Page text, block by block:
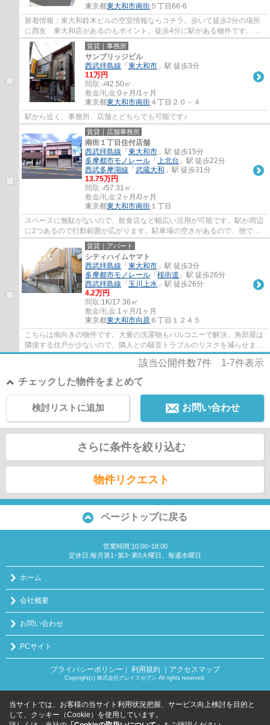
東京都東大和市南街 ５丁目66-6
新着情報：東大和鈴木ビルの空室情報ならコチラ。歩いて徒歩2分の場所
に西友 東大和店があるのもポイント。徒歩4分に駅がある物件です。と
てもゆとりのある環境が魅力の月25.3万円の...
賃貸｜事務所
サンブリッジビル
西武拝島線 「 東大和市 」駅 徒歩3分
11万円
間取:-/42.50㎡
敷金/礼金:0ヶ月/1ヶ月
東京都東大和市南街 ４丁目２０－４
駅から近く、事務所、店舗とどちらでも可能です♪
賃貸｜店舗事務所
南街１丁目住付店舗
西武拝島線 「 東大和市 」駅 徒歩15分
多摩都市モノレール 「 上北台 」駅 徒歩22分
西武多摩湖線 「 武蔵大和 」駅 徒歩31分
13.75万円
間取:-/57.31㎡
敷金/礼金:2ヶ月/0ヶ月
東京都東大和市南街 １丁目
スペースに無駄がないので、飲食店など幅広い活用が可能です。駅が周辺
に2つあるので行動範囲が広がります。駐車場の空きがあるので、他で駐
車場を契約する必要がありません。リフォー...
賃貸｜アパート
シティハイムヤマト
西武拝島線 「 東大和市 」駅 徒歩3分
多摩都市モノレール 「 桜街道 」駅 徒歩26分
西武拝島線 「 玉川上水 」駅 徒歩26分
4.2万円
間取:1K/17.36㎡
敷金/礼金:1ヶ月/1ヶ月
東京都東大和市向原 ６丁目１２４５
こちらは南向きの物件です。大量の洗濯物もバルコニーで解決。角部屋は
隣接する住戸が少ないので、隣人との騒音トラブルのリスクを減らせま
す。場所が平坦なのは、ランニングをする上...
該当公開件数7件 1-7件表示
チェックした物件をまとめて
お問い合わせ
検討リストに追加
さらに条件を絞り込む
物件リクエスト
ページトップに戻る
営業時間:10:00~18:00
定休日:毎月第1･第3･第5火曜日、毎週水曜日
ホーム
会社概要
お問い合わせ
PCサイト
プライバシーポリシー ｜ 利用規約 ｜アクセスマップ
Copyright(c) 株式会社グレイスセブン All rights reserved.
当サイトでは、お客様の当サイト利用状況把握、サービス向上検討を目的と
して、クッキー（Cookie）を使用しています。